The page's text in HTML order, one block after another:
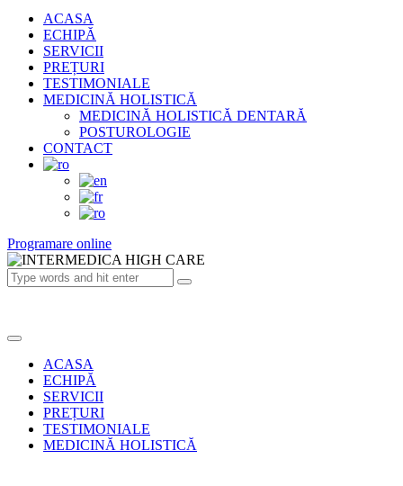
ACASA
ECHIPĂ
SERVICII
PREȚURI
TESTIMONIALE
MEDICINĂ HOLISTICĂ
MEDICINĂ HOLISTICĂ DENTARĂ
POSTUROLOGIE
CONTACT
Programare online
ACASA
ECHIPĂ
SERVICII
PREȚURI
TESTIMONIALE
MEDICINĂ HOLISTICĂ